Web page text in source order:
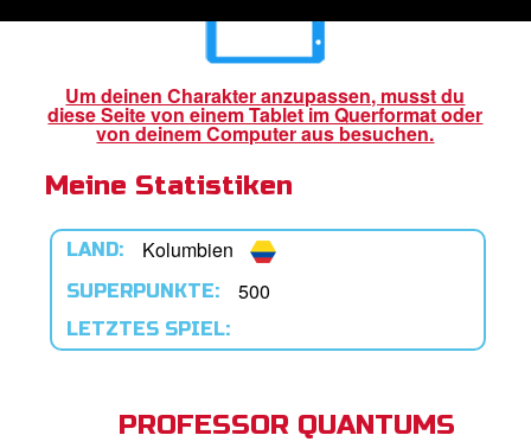
Bibel App
ändern
Um deinen Charakter anzupassen, musst du
diese Seite von einem Tablet im Querformat oder
von deinem Computer aus besuchen.
Meine Statistiken
LAND: Kolumbien
SUPERPUNKTE: 500
LETZTES SPIEL:
PROFESSOR QUANTUMS